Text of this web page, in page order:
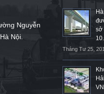
Nguyễn
Nội.
sở
Tháng Tư 25,
VN